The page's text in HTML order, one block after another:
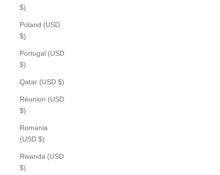
$)
Poland (USD
$)
Portugal (USD
$)
Qatar (USD $)
Réunion (USD
$)
Romania
(USD $)
Rwanda (USD
$)